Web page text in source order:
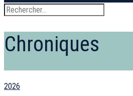
Chroniques
2026